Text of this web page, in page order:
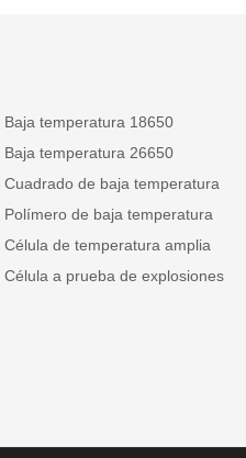
Baja temperatura 18650
Baja temperatura 26650
Cuadrado de baja temperatura
Polímero de baja temperatura
Célula de temperatura amplia
Célula a prueba de explosiones